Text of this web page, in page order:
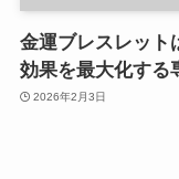
金運ブレスレット
効果を最大化する
2026年2月3日